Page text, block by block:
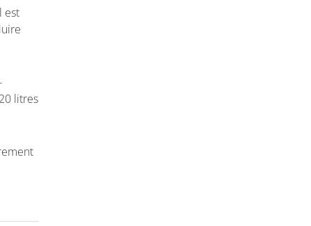
est
litres